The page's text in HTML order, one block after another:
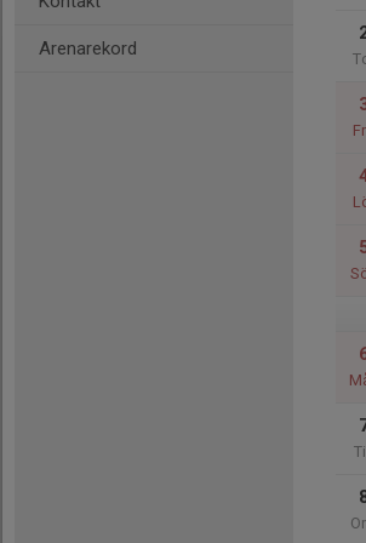
Arenarekord